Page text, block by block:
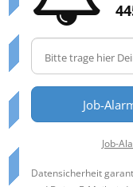
Job-
Job-
Datensicherheit